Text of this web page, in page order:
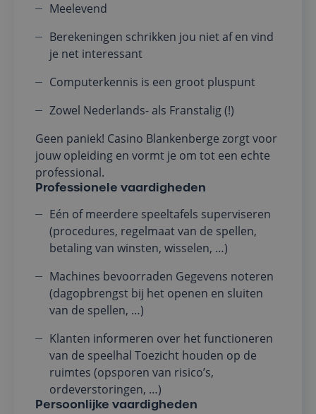
Meelevend
Berekeningen schrikken jou niet af en vind
je net interessant
Computerkennis is een groot pluspunt
Zowel Nederlands- als Franstalig (!)
Geen paniek! Casino Blankenberge zorgt voor
jouw opleiding en vormt je om tot een echte
professional.
Professionele vaardigheden
Eén of meerdere speeltafels superviseren
(procedures, regelmaat van de spellen,
betaling van winsten, wisselen, …)
Machines bevoorraden Gegevens noteren
(dagopbrengst bij het openen en sluiten
van de spellen, …)
Klanten informeren over het functioneren
van de speelhal Toezicht houden op de
ruimtes (opsporen van risico’s,
ordeverstoringen, …)
Persoonlijke vaardigheden